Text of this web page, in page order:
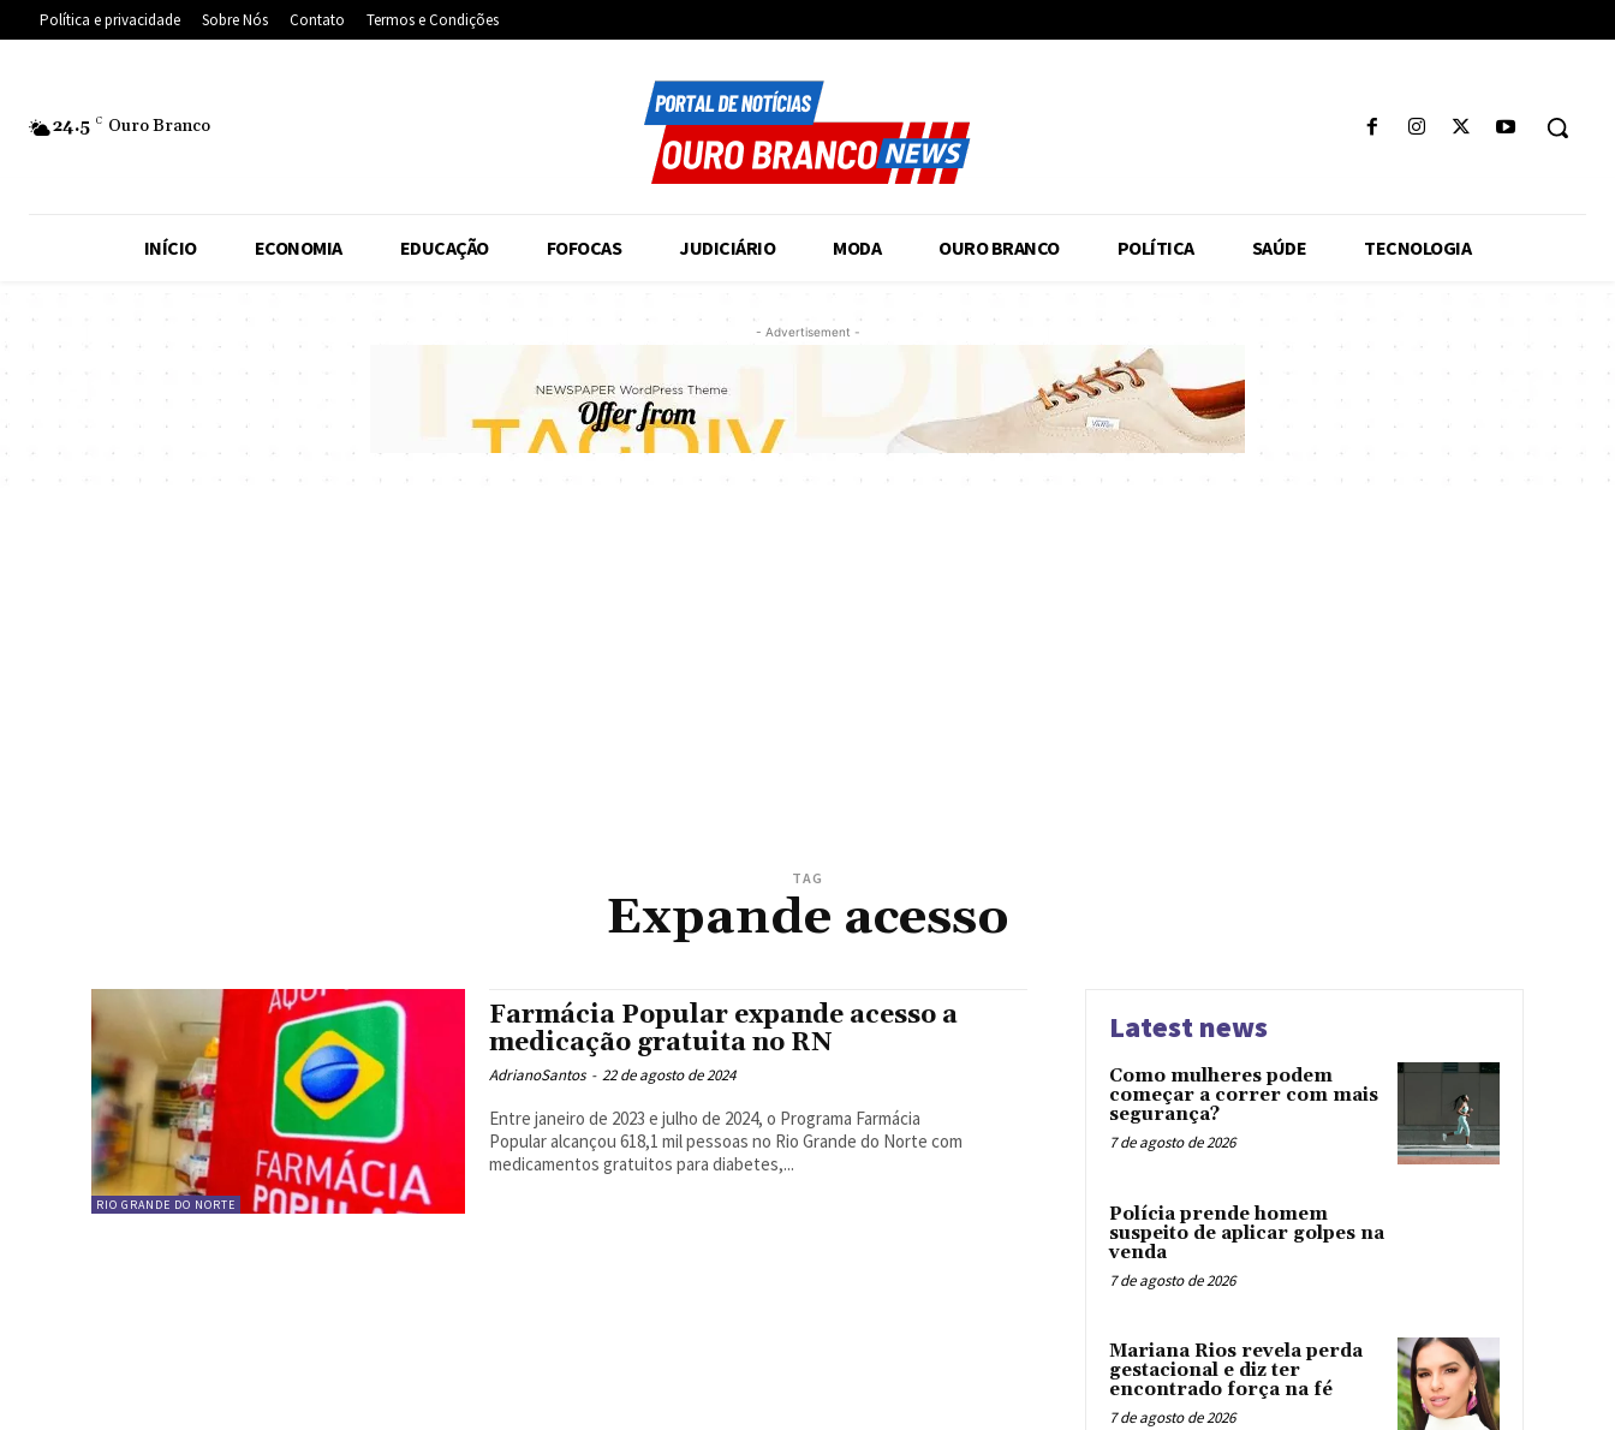
Política e privacidade Sobre Nós Contato Termos e Condições
24.5 C Ouro Branco
INÍCIO ECONOMIA EDUCAÇÃO FOFOCAS JUDICIÁRIO MODA OURO BRANCO POLÍTICA SAÚDE TECNOLOGIA
- Advertisement -
TAG
Expande acesso
RIO GRANDE DO NORTE
Farmácia Popular expande acesso a
medicação gratuita no RN
AdrianoSantos - 22 de agosto de 2024
Entre janeiro de 2023 e julho de 2024, o Programa Farmácia
Popular alcançou 618,1 mil pessoas no Rio Grande do Norte com
medicamentos gratuitos para diabetes,...
Latest news
Como mulheres podem
começar a correr com mais
segurança?
7 de agosto de 2026
Polícia prende homem
suspeito de aplicar golpes na
venda
7 de agosto de 2026
Mariana Rios revela perda
gestacional e diz ter
encontrado força na fé
7 de agosto de 2026